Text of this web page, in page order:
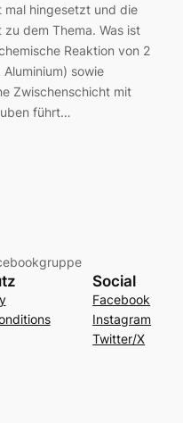
hingesetzt und die
dem Thema. Was ist
Reaktion von 2
sowie
Zwischenschicht mit
führt…
Social
Facebook
Instagram
Twitter/X